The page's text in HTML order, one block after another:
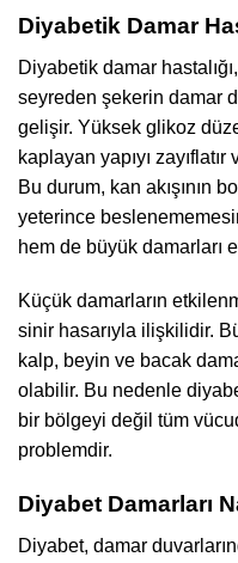
Diyabetik Damar
Diyabetik damar
seyreden şekerin damar
gelişir. Yüksek glikoz
kaplayan yapıyı
Bu durum, kan akışının
yeterince
hem de büyük damarları
Küçük damarların
sinir hasarıyla ilişkilidir.
kalp, beyin ve bacak
olabilir. Bu nedenle
bir bölgeyi değil tüm
problemdir.
Diyabet Damarları
Diyabet, damar